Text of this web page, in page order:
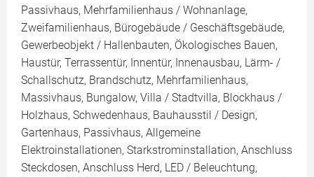
Passivhaus, Mehrfamilienhaus / Wohnanlage,
Zweifamilienhaus, Bürogebäude / Geschäftsgebäude,
Gewerbeobjekt / Hallenbauten, Ökologisches Bauen,
Haustür, Terrassentür, Innentür, Innenausbau, Lärm- /
Schallschutz, Brandschutz, Mehrfamilienhaus,
Massivhaus, Bungalow, Villa / Stadtvilla, Blockhaus /
Holzhaus, Schwedenhaus, Bauhausstil / Design,
Gartenhaus, Passivhaus, Allgemeine
Elektroinstallationen, Starkstrominstallation, Anschluss
Steckdosen, Anschluss Herd, LED / Beleuchtung,